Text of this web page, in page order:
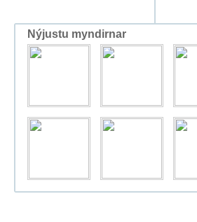
Nýjustu myndirnar